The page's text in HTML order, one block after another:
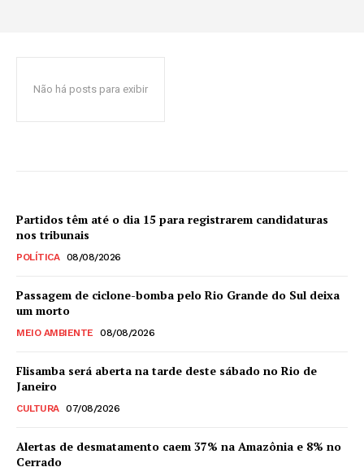
Não há posts para exibir
Partidos têm até o dia 15 para registrarem candidaturas
nos tribunais
POLÍTICA 08/08/2026
Passagem de ciclone-bomba pelo Rio Grande do Sul deixa
um morto
MEIO AMBIENTE 08/08/2026
Flisamba será aberta na tarde deste sábado no Rio de
Janeiro
CULTURA 07/08/2026
Alertas de desmatamento caem 37% na Amazônia e 8% no
Cerrado